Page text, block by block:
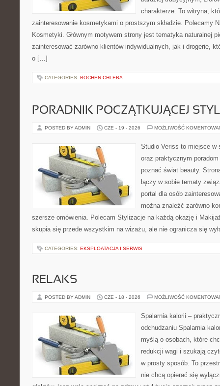
charakterze. To witryna,
zainteresowanie kosmetykami o prostszym składzie. Polecamy
Kosmetyki. Głównym motywem strony jest tematyka naturalnej
zainteresować zarówno klientów indywidualnych, jak i drogerie,
o […]
CATEGORIES: BOCHEN-CHLEBA
PORADNIK POCZĄTKUJĄCEJ
POSTED BY ADMIN CZE - 19 - 2026 MOŻLIWOŚĆ
Studio Veriss to miejsce w
oraz praktycznym
poznać świat beauty.
łączy w sobie tematy
portal dla osób
można znaleźć zarówno
szersze omówienia. Polecam Stylizacje na każdą okazję i
skupia się przede wszystkim na wizażu, ale nie ogranicza się
CATEGORIES: EKSPLOATACJA I SERWIS
RELAKS
POSTED BY ADMIN CZE - 18 - 2026 MOŻLIWOŚĆ
Spalarnia kalorii –
odchudzaniu Spalarnia
myślą o osobach, które
redukcji wagi i szukają
w prosty sposób. To
nie chcą opierać się